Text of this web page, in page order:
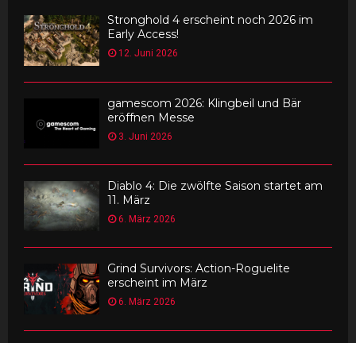
Stronghold 4 erscheint noch 2026 im
Early Access!
12. Juni 2026
gamescom 2026: Klingbeil und Bär
eröffnen Messe
3. Juni 2026
Diablo 4: Die zwölfte Saison startet am
11. März
6. März 2026
Grind Survivors: Action-Roguelite
erscheint im März
6. März 2026